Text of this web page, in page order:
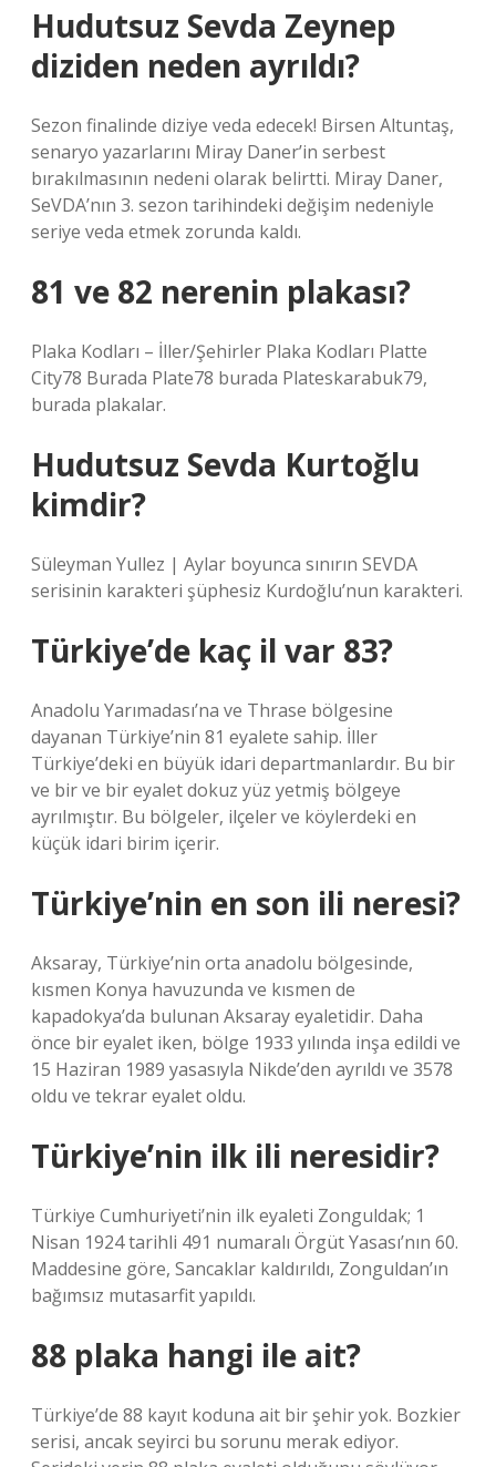
Hudutsuz Sevda Zeynep
diziden neden ayrıldı?
Sezon finalinde diziye veda edecek! Birsen Altuntaş,
senaryo yazarlarını Miray Daner’in serbest
bırakılmasının nedeni olarak belirtti. Miray Daner,
SeVDA’nın 3. sezon tarihindeki değişim nedeniyle
seriye veda etmek zorunda kaldı.
81 ve 82 nerenin plakası?
Plaka Kodları – İller/Şehirler Plaka Kodları Platte
City78 Burada Plate78 burada Plateskarabuk79,
burada plakalar.
Hudutsuz Sevda Kurtoğlu
kimdir?
Süleyman Yullez | Aylar boyunca sınırın SEVDA
serisinin karakteri şüphesiz Kurdoğlu’nun karakteri.
Türkiye’de kaç il var 83?
Anadolu Yarımadası’na ve Thrase bölgesine
dayanan Türkiye’nin 81 eyalete sahip. İller
Türkiye’deki en büyük idari departmanlardır. Bu bir
ve bir ve bir eyalet dokuz yüz yetmiş bölgeye
ayrılmıştır. Bu bölgeler, ilçeler ve köylerdeki en
küçük idari birim içerir.
Türkiye’nin en son ili neresi?
Aksaray, Türkiye’nin orta anadolu bölgesinde,
kısmen Konya havuzunda ve kısmen de
kapadokya’da bulunan Aksaray eyaletidir. Daha
önce bir eyalet iken, bölge 1933 yılında inşa edildi ve
15 Haziran 1989 yasasıyla Nikde’den ayrıldı ve 3578
oldu ve tekrar eyalet oldu.
Türkiye’nin ilk ili neresidir?
Türkiye Cumhuriyeti’nin ilk eyaleti Zonguldak; 1
Nisan 1924 tarihli 491 numaralı Örgüt Yasası’nın 60.
Maddesine göre, Sancaklar kaldırıldı, Zonguldan’ın
bağımsız mutasarfit yapıldı.
88 plaka hangi ile ait?
Türkiye’de 88 kayıt koduna ait bir şehir yok. Bozkier
serisi, ancak seyirci bu sorunu merak ediyor.